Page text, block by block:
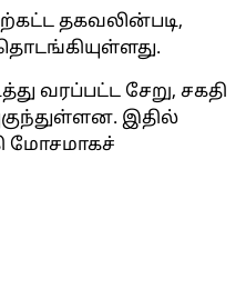
தகவலின்படி,
வரப்பட்ட சேறு, சகதி
இதில்
மோசமாகச்